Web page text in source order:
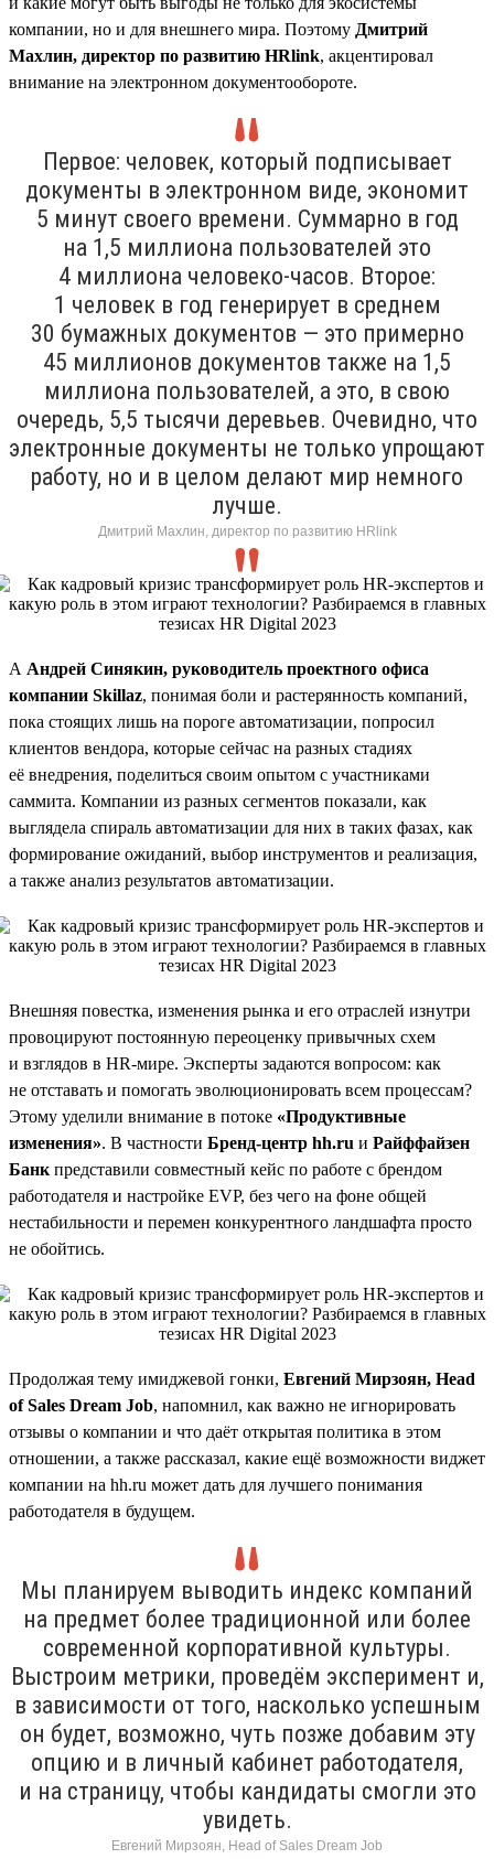
компании, но и для внешнего мира. Поэтому Дмитрий
Махлин, директор по развитию HRlink, акцентировал
внимание на электронном документообороте.
Первое: человек, который подписывает
документы в электронном виде, экономит
5 минут своего времени. Суммарно в год
на 1,5 миллиона пользователей это
4 миллиона человеко-часов. Второе:
1 человек в год генерирует в среднем
30 бумажных документов — это примерно
45 миллионов документов также на 1,5
миллиона пользователей, а это, в свою
очередь, 5,5 тысячи деревьев. Очевидно, что
электронные документы не только упрощают
работу, но и в целом делают мир немного
лучше.
Дмитрий Махлин, директор по развитию HRlink
А Андрей Синякин, руководитель проектного офиса
компании Skillaz, понимая боли и растерянность компаний,
пока стоящих лишь на пороге автоматизации, попросил
клиентов вендора, которые сейчас на разных стадиях
её внедрения, поделиться своим опытом с участниками
саммита. Компании из разных сегментов показали, как
выглядела спираль автоматизации для них в таких фазах, как
формирование ожиданий, выбор инструментов и реализация,
а также анализ результатов автоматизации.
Внешняя повестка, изменения рынка и его отраслей изнутри
провоцируют постоянную переоценку привычных схем
и взглядов в HR-мире. Эксперты задаются вопросом: как
не отставать и помогать эволюционировать всем процессам?
Этому уделили внимание в потоке «Продуктивные
изменения». В частности Бренд-центр hh.ru и Райффайзен
Банк представили совместный кейс по работе с брендом
работодателя и настройке EVP, без чего на фоне общей
нестабильности и перемен конкурентного ландшафта просто
не обойтись.
Продолжая тему имиджевой гонки, Евгений Мирзоян, Head
of Sales Dream Job, напомнил, как важно не игнорировать
отзывы о компании и что даёт открытая политика в этом
отношении, а также рассказал, какие ещё возможности виджет
компании на hh.ru может дать для лучшего понимания
работодателя в будущем.
Мы планируем выводить индекс компаний
на предмет более традиционной или более
современной корпоративной культуры.
Выстроим метрики, проведём эксперимент и,
в зависимости от того, насколько успешным
он будет, возможно, чуть позже добавим эту
опцию и в личный кабинет работодателя,
и на страницу, чтобы кандидаты смогли это
увидеть.
Евгений Мирзоян, Head of Sales Dream Job